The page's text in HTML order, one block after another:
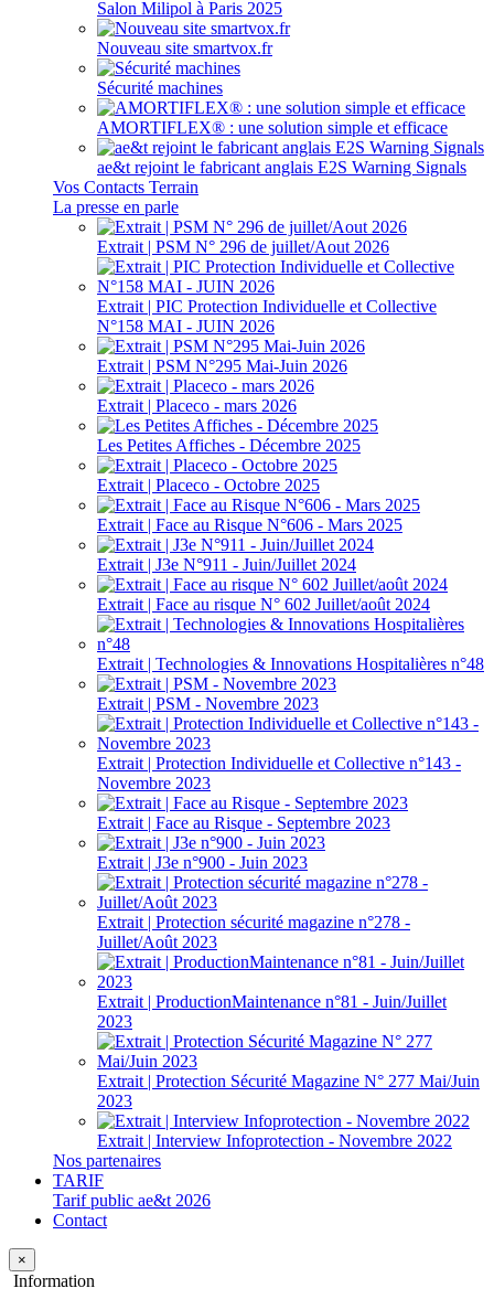
Salon Milipol à Paris 2025
Nouveau site smartvox.fr
Sécurité machines
AMORTIFLEX® : une solution simple et efficace
ae&t rejoint le fabricant anglais E2S Warning Signals
Vos Contacts Terrain
La presse en parle
Extrait | PSM N° 296 de juillet/Aout 2026
Extrait | PIC Protection Individuelle et Collective
N°158 MAI - JUIN 2026
Extrait | PSM N°295 Mai-Juin 2026
Extrait | Placeco - mars 2026
Les Petites Affiches - Décembre 2025
Extrait | Placeco - Octobre 2025
Extrait | Face au Risque N°606 - Mars 2025
Extrait | J3e N°911 - Juin/Juillet 2024
Extrait | Face au risque N° 602 Juillet/août 2024
Extrait | Technologies & Innovations Hospitalières n°48
Extrait | PSM - Novembre 2023
Extrait | Protection Individuelle et Collective n°143 -
Novembre 2023
Extrait | Face au Risque - Septembre 2023
Extrait | J3e n°900 - Juin 2023
Extrait | Protection sécurité magazine n°278 -
Juillet/Août 2023
Extrait | ProductionMaintenance n°81 - Juin/Juillet
2023
Extrait | Protection Sécurité Magazine N° 277 Mai/Juin
2023
Extrait | Interview Infoprotection - Novembre 2022
Nos partenaires
TARIF
Tarif public ae&t 2026
Contact
×
Information